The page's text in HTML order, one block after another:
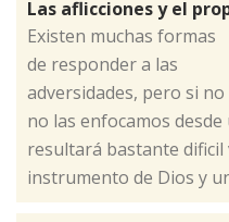
Las aflicciones y el
​Existen muchas formas
de responder a las
adversidades, pero si
no las enfocamos
resultará bastante dificil
instrumento de Dios y